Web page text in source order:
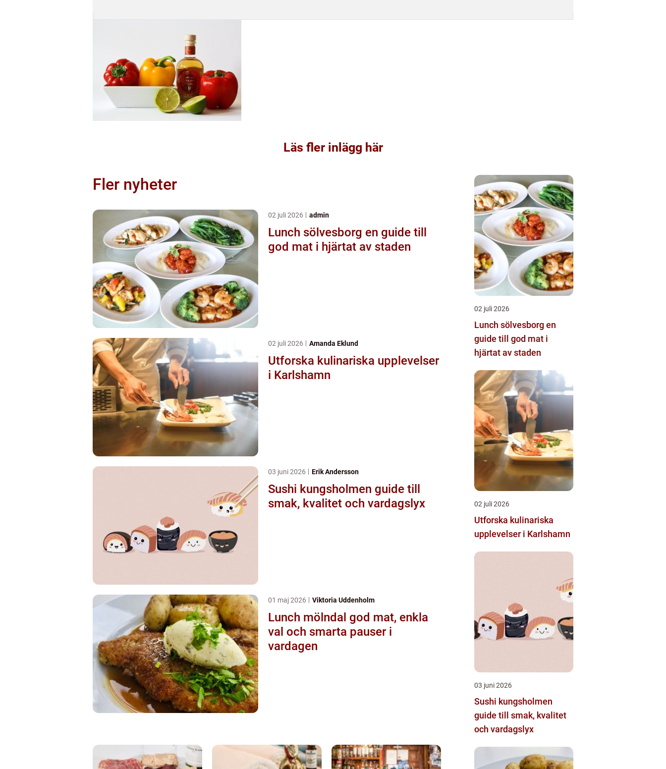
Läs fler inlägg här
Fler nyheter
02 juli 2026 admin
Lunch sölvesborg en guide till
god mat i hjärtat av staden
02 juli 2026 Amanda Eklund
Utforska kulinariska upplevelser
i Karlshamn
03 juni 2026 Erik Andersson
Sushi kungsholmen guide till
smak, kvalitet och vardagslyx
01 maj 2026 Viktoria Uddenholm
Lunch mölndal god mat, enkla
val och smarta pauser i
vardagen
02 juli 2026
Lunch sölvesborg en
guide till god mat i
hjärtat av staden
02 juli 2026
Utforska kulinariska
upplevelser i Karlshamn
03 juni 2026
Sushi kungsholmen
guide till smak, kvalitet
och vardagslyx